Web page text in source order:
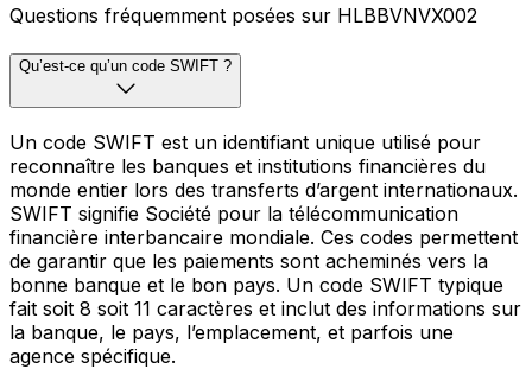
Questions fréquemment posées sur HLBBVNVX002
Qu’est-ce qu’un code SWIFT ?
Un code SWIFT est un identifiant unique utilisé pour
reconnaître les banques et institutions financières du
monde entier lors des transferts d’argent internationaux.
SWIFT signifie Société pour la télécommunication
financière interbancaire mondiale. Ces codes permettent
de garantir que les paiements sont acheminés vers la
bonne banque et le bon pays. Un code SWIFT typique
fait soit 8 soit 11 caractères et inclut des informations sur
la banque, le pays, l’emplacement, et parfois une
agence spécifique.